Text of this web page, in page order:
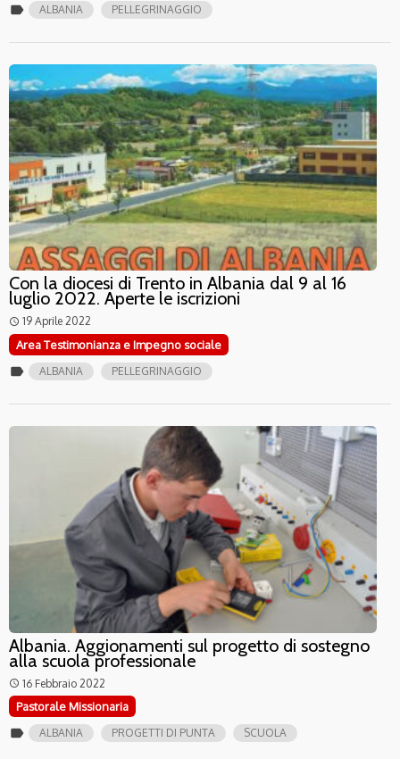
label ALBANIA PELLEGRINAGGIO
Con la diocesi di Trento in Albania dal 9 al 16
luglio 2022. Aperte le iscrizioni
access_time 19 Aprile 2022
Area Testimonianza e Impegno sociale
label ALBANIA PELLEGRINAGGIO
Albania. Aggionamenti sul progetto di sostegno
alla scuola professionale
access_time 16 Febbraio 2022
Pastorale Missionaria
label ALBANIA PROGETTI DI PUNTA SCUOLA